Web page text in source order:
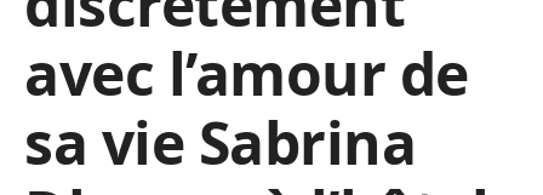
avec l’amour de
sa vie Sabrina